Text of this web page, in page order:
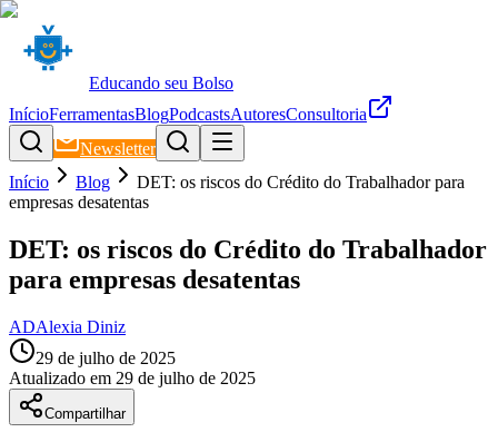
Educando seu Bolso
InícioFerramentasBlogPodcastsAutoresConsultoria
Newsletter
Início
Blog
DET: os riscos do Crédito do Trabalhador para
empresas desatentas
DET: os riscos do Crédito do Trabalhador
para empresas desatentas
ADAlexia Diniz
29 de julho de 2025
Atualizado em 29 de julho de 2025
Compartilhar